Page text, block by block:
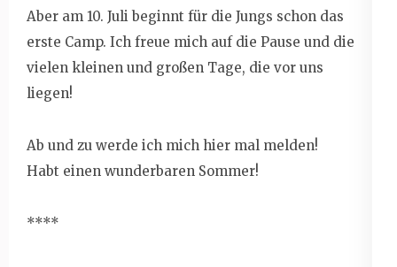
Aber am 10. Juli beginnt für die Jungs schon das
erste Camp. Ich freue mich auf die Pause und die
vielen kleinen und großen Tage, die vor uns
liegen!
Ab und zu werde ich mich hier mal melden!
Habt einen wunderbaren Sommer!
****